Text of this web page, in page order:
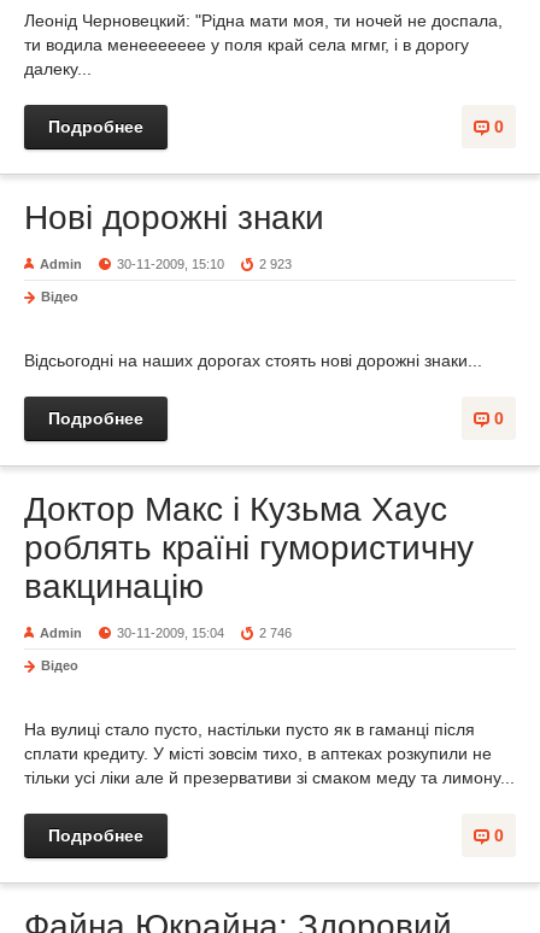
Леонід Черновецкий: "Рідна мати моя, ти ночей не доспала,
ти водила менеееееее у поля край села мгмг, і в дорогу
далеку...
0
Подробнее
Нові дорожні знаки
Admin 30-11-2009, 15:10 2 923
Відео
Відсьогодні на наших дорогах стоять нові дорожні знаки...
0
Подробнее
Доктор Макс і Кузьма Хаус
роблять країні гумористичну
вакцинацію
Admin 30-11-2009, 15:04 2 746
Відео
На вулиці стало пусто, настільки пусто як в гаманці після
сплати кредиту. У місті зовсім тихо, в аптеках розкупили не
тільки усі ліки але й презервативи зі смаком меду та лимону...
0
Подробнее